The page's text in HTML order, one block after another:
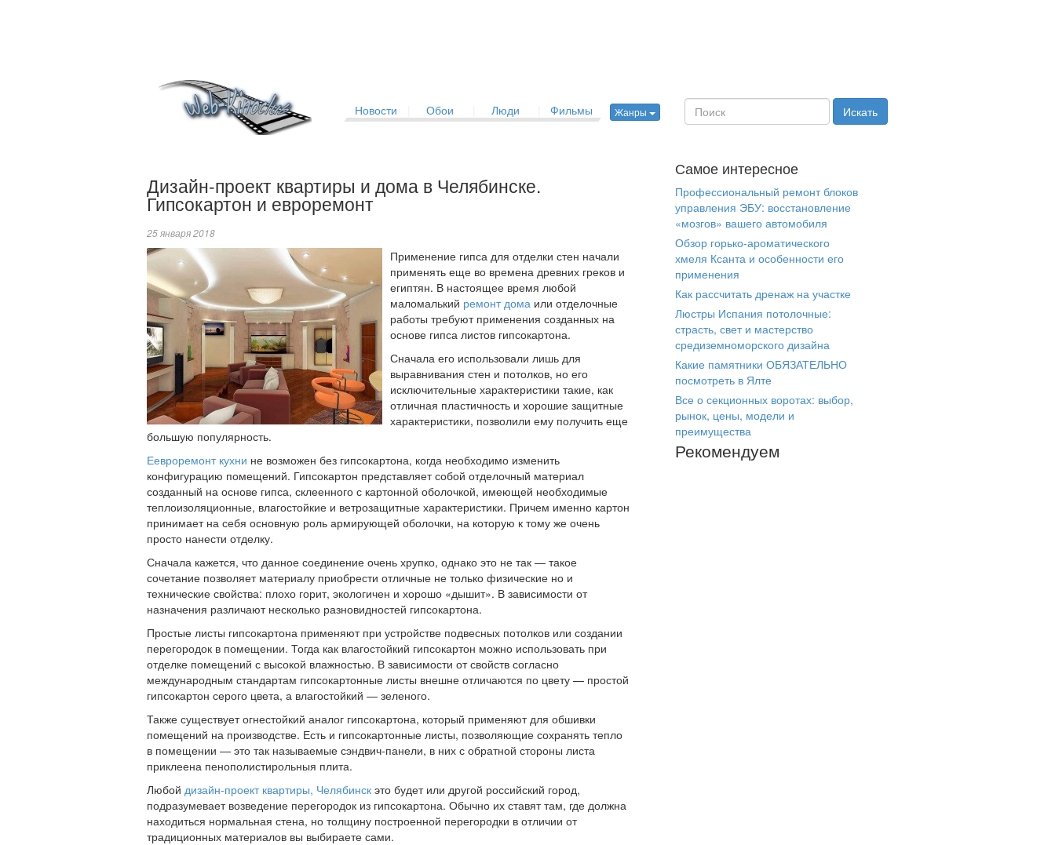
Новости Обои Люди Фильмы Жанры
Дизайн-проект квартиры и дома в Челябинске.
Гипсокартон и евроремонт
25 января 2018
Применение гипса для отделки стен начали
применять еще во времена древних греков и
египтян. В настоящее время любой
маломалький ремонт дома или отделочные
работы требуют применения созданных на
основе гипса листов гипсокартона.
Сначала его использовали лишь для
выравнивания стен и потолков, но его
исключительные характеристики такие, как
отличная пластичность и хорошие защитные
характеристики, позволили ему получить еще
большую популярность.
Еевроремонт кухни не возможен без гипсокартона, когда необходимо изменить
конфигурацию помещений. Гипсокартон представляет собой отделочный материал
созданный на основе гипса, склеенного с картонной оболочкой, имеющей необходимые
теплоизоляционные, влагостойкие и ветрозащитные характеристики. Причем именно картон
принимает на себя основную роль армирующей оболочки, на которую к тому же очень
просто нанести отделку.
Сначала кажется, что данное соединение очень хрупко, однако это не так — такое
сочетание позволяет материалу приобрести отличные не только физические но и
технические свойства: плохо горит, экологичен и хорошо «дышит». В зависимости от
назначения различают несколько разновидностей гипсокартона.
Простые листы гипсокартона применяют при устройстве подвесных потолков или создании
перегородок в помещении. Тогда как влагостойкий гипсокартон можно использовать при
отделке помещений с высокой влажностью. В зависимости от свойств согласно
международным стандартам гипсокартонные листы внешне отличаются по цвету — простой
гипсокартон серого цвета, а влагостойкий — зеленого.
Также существует огнестойкий аналог гипсокартона, который применяют для обшивки
помещений на производстве. Есть и гипсокартонные листы, позволяющие сохранять тепло
в помещении — это так называемые сэндвич-панели, в них с обратной стороны листа
приклеена пенополистирольныя плита.
Любой дизайн-проект квартиры, Челябинск это будет или другой российский город,
подразумевает возведение перегородок из гипсокартона. Обычно их ставят там, где должна
находиться нормальная стена, но толщину построенной перегородки в отличии от
традиционных материалов вы выбираете сами.
Самое интересное
Профессиональный ремонт блоков
управления ЭБУ: восстановление
«мозгов» вашего автомобиля
Обзор горько-ароматического
хмеля Ксанта и особенности его
применения
Как рассчитать дренаж на участке
Люстры Испания потолочные:
страсть, свет и мастерство
средиземноморского дизайна
Какие памятники ОБЯЗАТЕЛЬНО
посмотреть в Ялте
Все о секционных воротах: выбор,
рынок, цены, модели и
преимущества
Рекомендуем